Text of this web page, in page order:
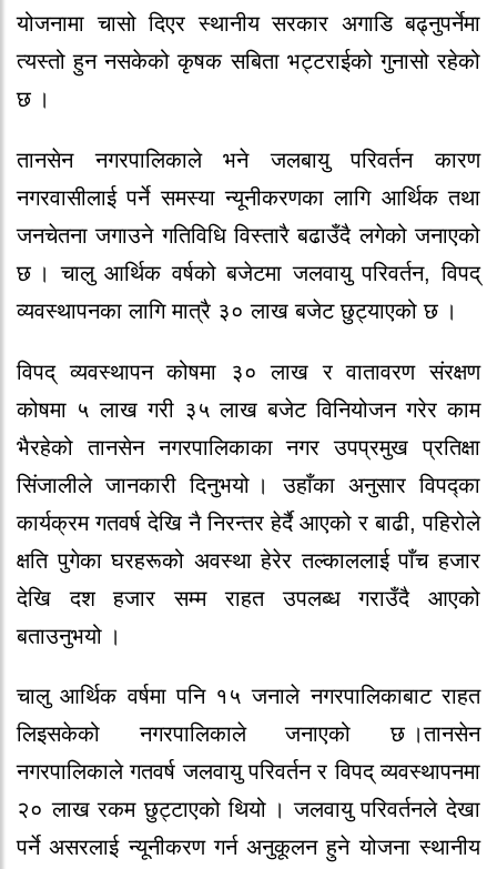
योजनामा चासो दिएर स्थानीय सरकार अगाडि बढ्नुपर्नेमा
त्यस्तो हुन नसकेको कृषक सबिता भट्टराईको गुनासो रहेको
छ ।
तानसेन नगरपालिकाले भने जलबायु परिवर्तन कारण
नगरवासीलाई पर्ने समस्या न्यूनीकरणका लागि आर्थिक तथा
जनचेतना जगाउने गतिविधि विस्तारै बढाउँदै लगेको जनाएको
छ । चालु आर्थिक वर्षको बजेटमा जलवायु परिवर्तन, विपद्
व्यवस्थापनका लागि मात्रै ३० लाख बजेट छुट्याएको छ ।
विपद् व्यवस्थापन कोषमा ३० लाख र वातावरण संरक्षण
कोषमा ५ लाख गरी ३५ लाख बजेट विनियोजन गरेर काम
भैरहेको तानसेन नगरपालिकाका नगर उपप्रमुख प्रतिक्षा
सिंजालीले जानकारी दिनुभयो । उहाँका अनुसार विपद्का
कार्यक्रम गतवर्ष देखि नै निरन्तर हेर्दै आएको र बाढी, पहिरोले
क्षति पुगेका घरहरूको अवस्था हेरेर तल्काललाई पाँच हजार
देखि दश हजार सम्म राहत उपलब्ध गराउँदै आएको
बताउनुभयो ।
चालु आर्थिक वर्षमा पनि १५ जनाले नगरपालिकाबाट राहत
लिइसकेको नगरपालिकाले जनाएको छ ।तानसेन
नगरपालिकाले गतवर्ष जलवायु परिवर्तन र विपद् व्यवस्थापनमा
२० लाख रकम छुट्टाएको थियो । जलवायु परिवर्तनले देखा
पर्ने असरलाई न्यूनीकरण गर्न अनुकूलन हुने योजना स्थानीय